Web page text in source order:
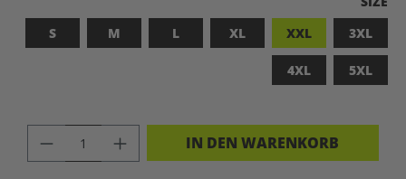
S
M L XL XXL 3XL
4XL 5XL
PRODUKT ANZAHL: GIB DEN
IN DEN WARENKORB